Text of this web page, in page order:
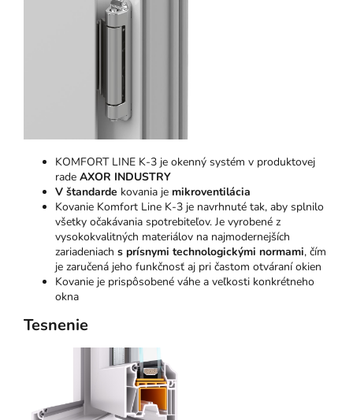
KOMFORT LINE K-3 je okenný systém v produktovej
rade AXOR INDUSTRY
V štandarde kovania je mikroventilácia
Kovanie Komfort Line K-3 je navrhnuté tak, aby splnilo
všetky očakávania spotrebiteľov. Je vyrobené z
vysokokvalitných materiálov na najmodernejších
zariadeniach s prísnymi technologickými normami, čím
je zaručená jeho funkčnosť aj pri častom otváraní okien
Kovanie je prispôsobené váhe a veľkosti konkrétneho
okna
Tesnenie